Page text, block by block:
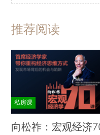
推荐阅读
私房课
向松祚：宏观经济